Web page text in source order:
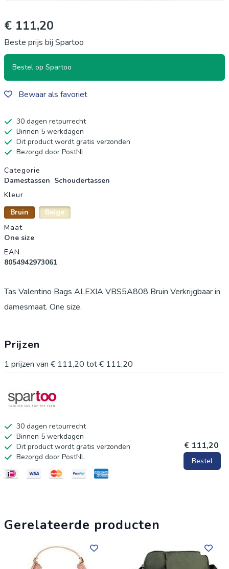
€ 111,20
Beste prijs bij Spartoo
Bestel op Spartoo
Bewaar als favoriet
30 dagen retourrecht
Binnen 5 werkdagen
Dit product wordt gratis verzonden
Bezorgd door PostNL
Productgegevens
Categorie
Damestassen Schoudertassen
Kleur
Bruin
Beige
Maat
One size
EAN
8054942973061
Tas Valentino Bags ALEXIA VBS5A808 Bruin Verkrijgbaar in
damesmaat. One size.
Prijzen
1 prijzen van € 111,20 tot€ 111,20
30 dagen retourrecht
Binnen 5 werkdagen
Dit product wordt gratis verzonden
Bezorgd door PostNL
€ 111,20
Bestel
Gerelateerde producten